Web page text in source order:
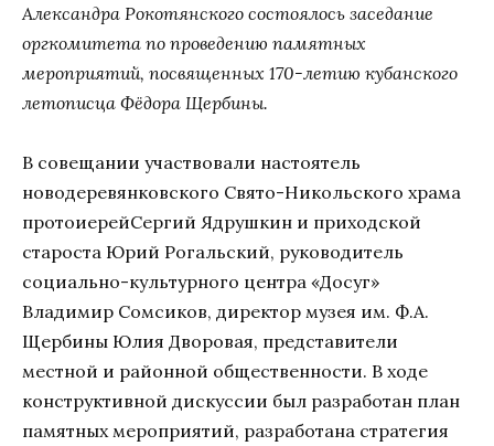
Александра Рокотянского состоялось заседание
оргкомитета по проведению памятных
мероприятий, посвященных 170-летию кубанского
летописца Фёдора Щербины.
В совещании участвовали настоятель
новодеревянковского Свято-Никольского храма
протоиерейСергий Ядрушкин и приходской
староста Юрий Рогальский, руководитель
социально-культурного центра «Досуг»
Владимир Сомсиков, директор музея им. Ф.А.
Щербины Юлия Дворовая, представители
местной и районной общественности. В ходе
конструктивной дискуссии был разработан план
памятных мероприятий, разработана стратегия